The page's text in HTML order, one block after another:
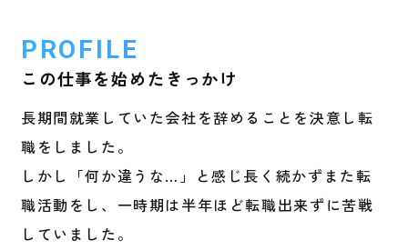
PROFILE
この仕事を始めたきっかけ
長期間就業していた会社を辞めることを決意し転
職をしました。
しかし「何か違うな…」と感じ長く続かずまた転
職活動をし、一時期は半年ほど転職出来ずに苦戦
していました。